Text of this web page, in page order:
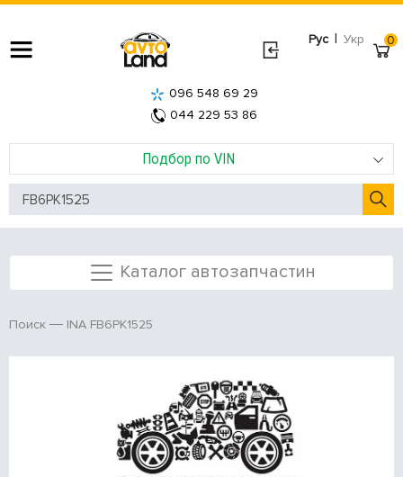
Рус | Укр
Подбор по VIN
096 548 69 29
044 229 53 86
0
Каталог автозапчастин
Поиск INA FB6PK1525